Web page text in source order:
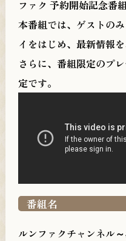
日
ファク 予約開始記念番
本番組では、ゲストの
イをはじめ、最新情報を
さらに、番組限定のプ
定です。
番組名
ルンファクチャンネル